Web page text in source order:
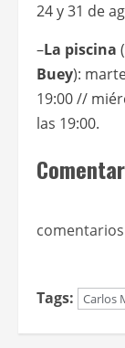
24 y 31 de
–La piscina
Buey):
19:00 //
las 19:00.
comentarios
Tags: Carlos